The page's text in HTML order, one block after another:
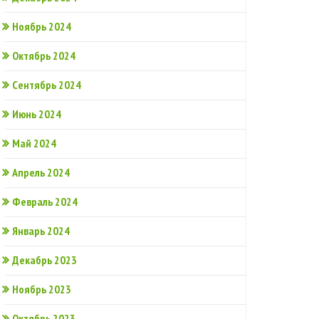
Ноябрь 2024
Октябрь 2024
Сентябрь 2024
Июнь 2024
Май 2024
Апрель 2024
Февраль 2024
Январь 2024
Декабрь 2023
Ноябрь 2023